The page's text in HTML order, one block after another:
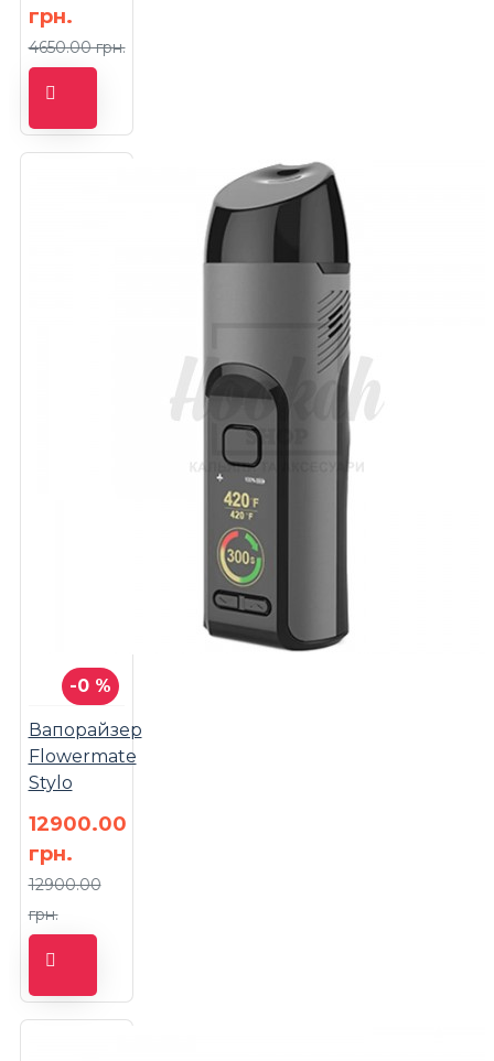
грн.
4650.00 грн.
-0 %
Вапорайзер
Flowermate
Stylo
12900.00
грн.
12900.00
грн.